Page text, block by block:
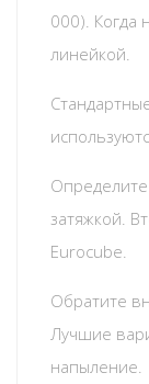
000). Когда
линейкой.
затяжкой.
Eurocube.
Обратите
Лучшие
напыление.